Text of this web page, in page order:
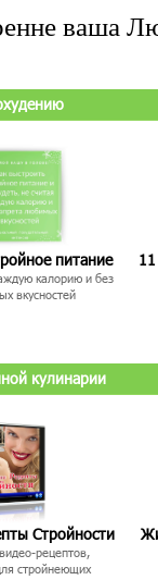
ваша
питание
калорию и без
вкусностей
кулинарии
Стройности
рецептов,
стройнеющих